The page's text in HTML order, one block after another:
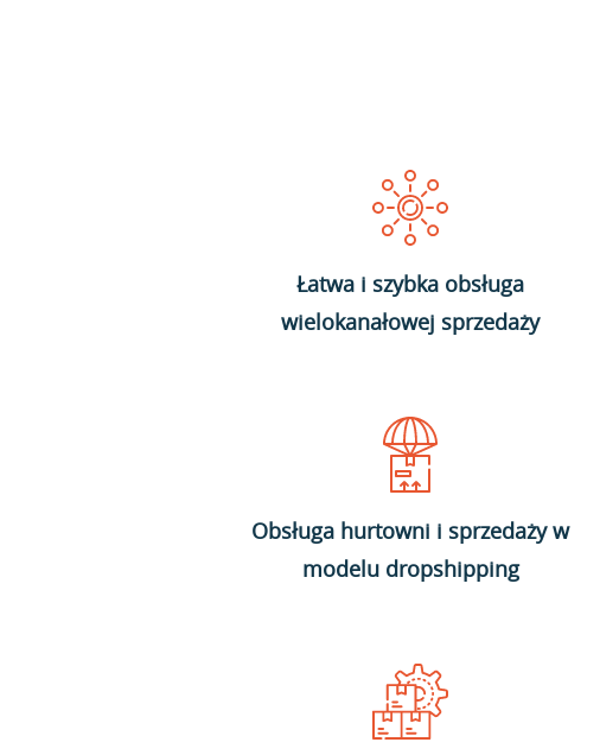
Łatwa i szybka obsługa
wielokanałowej sprzedaży
Obsługa hurtowni i sprzedaży w
modelu dropshipping